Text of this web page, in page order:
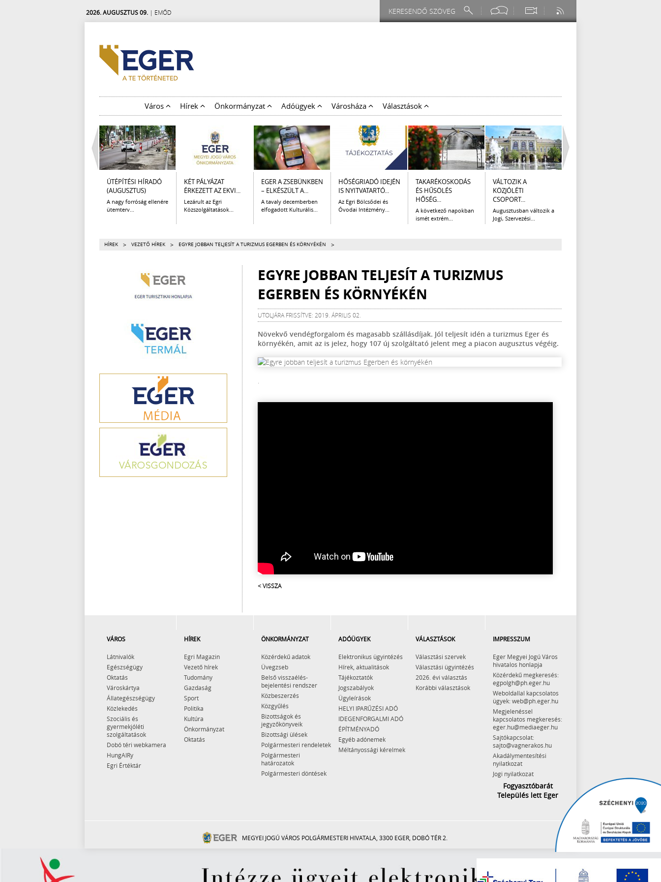
2026. AUGUSZTUS 09. | EMŐD
Város Hírek Önkormányzat Adóügyek Városháza Választások
ÚTÉPÍTÉSI HÍRADÓ
(AUGUSZTUS)
A nagy forróság ellenére
ütemterv...
KÉT PÁLYÁZAT
ÉRKEZETT AZ EKVI...
Lezárult az Egri
Közszolgáltatások...
EGER A ZSEBÜNKBEN
– ELKÉSZÜLT A...
A tavaly decemberben
elfogadott Kulturális...
HŐSÉGRIADÓ IDEJÉN
IS NYITVATARTÓ...
Az Egri Bölcsődei és
Óvodai Intézmény...
TAKARÉKOSKODÁS
ÉS HŰSÖLÉS
HŐSÉG...
A következő napokban
ismét extrém...
VÁLTOZIK A
KÖZJÓLÉTI
CSOPORT...
Augusztusban változik a
Jogi, Szervezési...
HÍREK > VEZETŐ HÍREK > EGYRE JOBBAN TELJESÍT A TURIZMUS EGERBEN ÉS KÖRNYÉKÉN >
EGYRE JOBBAN TELJESÍT A TURIZMUS
EGERBEN ÉS KÖRNYÉKÉN
UTOLJÁRA FRISSÍTVE: 2019. ÁPRILIS 02.
Növekvő vendégforgalom és magasabb szállásdíjak. Jól teljesít idén a turizmus Eger és
környékén, amit az is jelez, hogy 107 új szolgáltató jelent meg a piacon augusztus végéig.
.
< VISSZA
VÁROS
Látnivalók
Egészségügy
Oktatás
Városkártya
Állategészségügy
Közlekedés
Szociális és
gyermekjóléti
szolgáltatások
Dobó téri webkamera
HungAIRy
Egri Értéktár
HÍREK
Egri Magazin
Vezető hírek
Tudomány
Gazdaság
Sport
Politika
Kultúra
Önkormányzat
Oktatás
ÖNKORMÁNYZAT
Közérdekű adatok
Üvegzseb
Belső visszaélés-
bejelentési rendszer
Közbeszerzés
Közgyűlés
Bizottságok és
jegyzőkönyveik
Bizottsági ülések
Polgármesteri rendeletek
Polgármesteri
határozatok
Polgármesteri döntések
ADÓÜGYEK
Elektronikus ügyintézés
Hírek, aktualitások
Tájékoztatók
Jogszabályok
Ügyleírások
HELYI IPARŰZÉSI ADÓ
IDEGENFORGALMI ADÓ
ÉPÍTMÉNYADÓ
Egyéb adónemek
Méltányossági kérelmek
VÁLASZTÁSOK
Választási szervek
Választási ügyintézés
2026. évi választás
Korábbi választások
IMPRESSZUM
Eger Megyei Jogú Város
hivatalos honlapja
Közérdekű megkeresés:
egpolgh@ph.eger.hu
Weboldallal kapcsolatos
ügyek: web@ph.eger.hu
Megjelenéssel
kapcsolatos megkeresés:
eger.hu@mediaeger.hu
Sajtókapcsolat:
sajto@vagnerakos.hu
Akadálymentesítési
nyilatkozat
Jogi nyilatkozat
Fogyasztóbarát
Település lett Eger
MEGYEI JOGÚ VÁROS POLGÁRMESTERI HIVATALA, 3300 EGER, DOBÓ TÉR 2.